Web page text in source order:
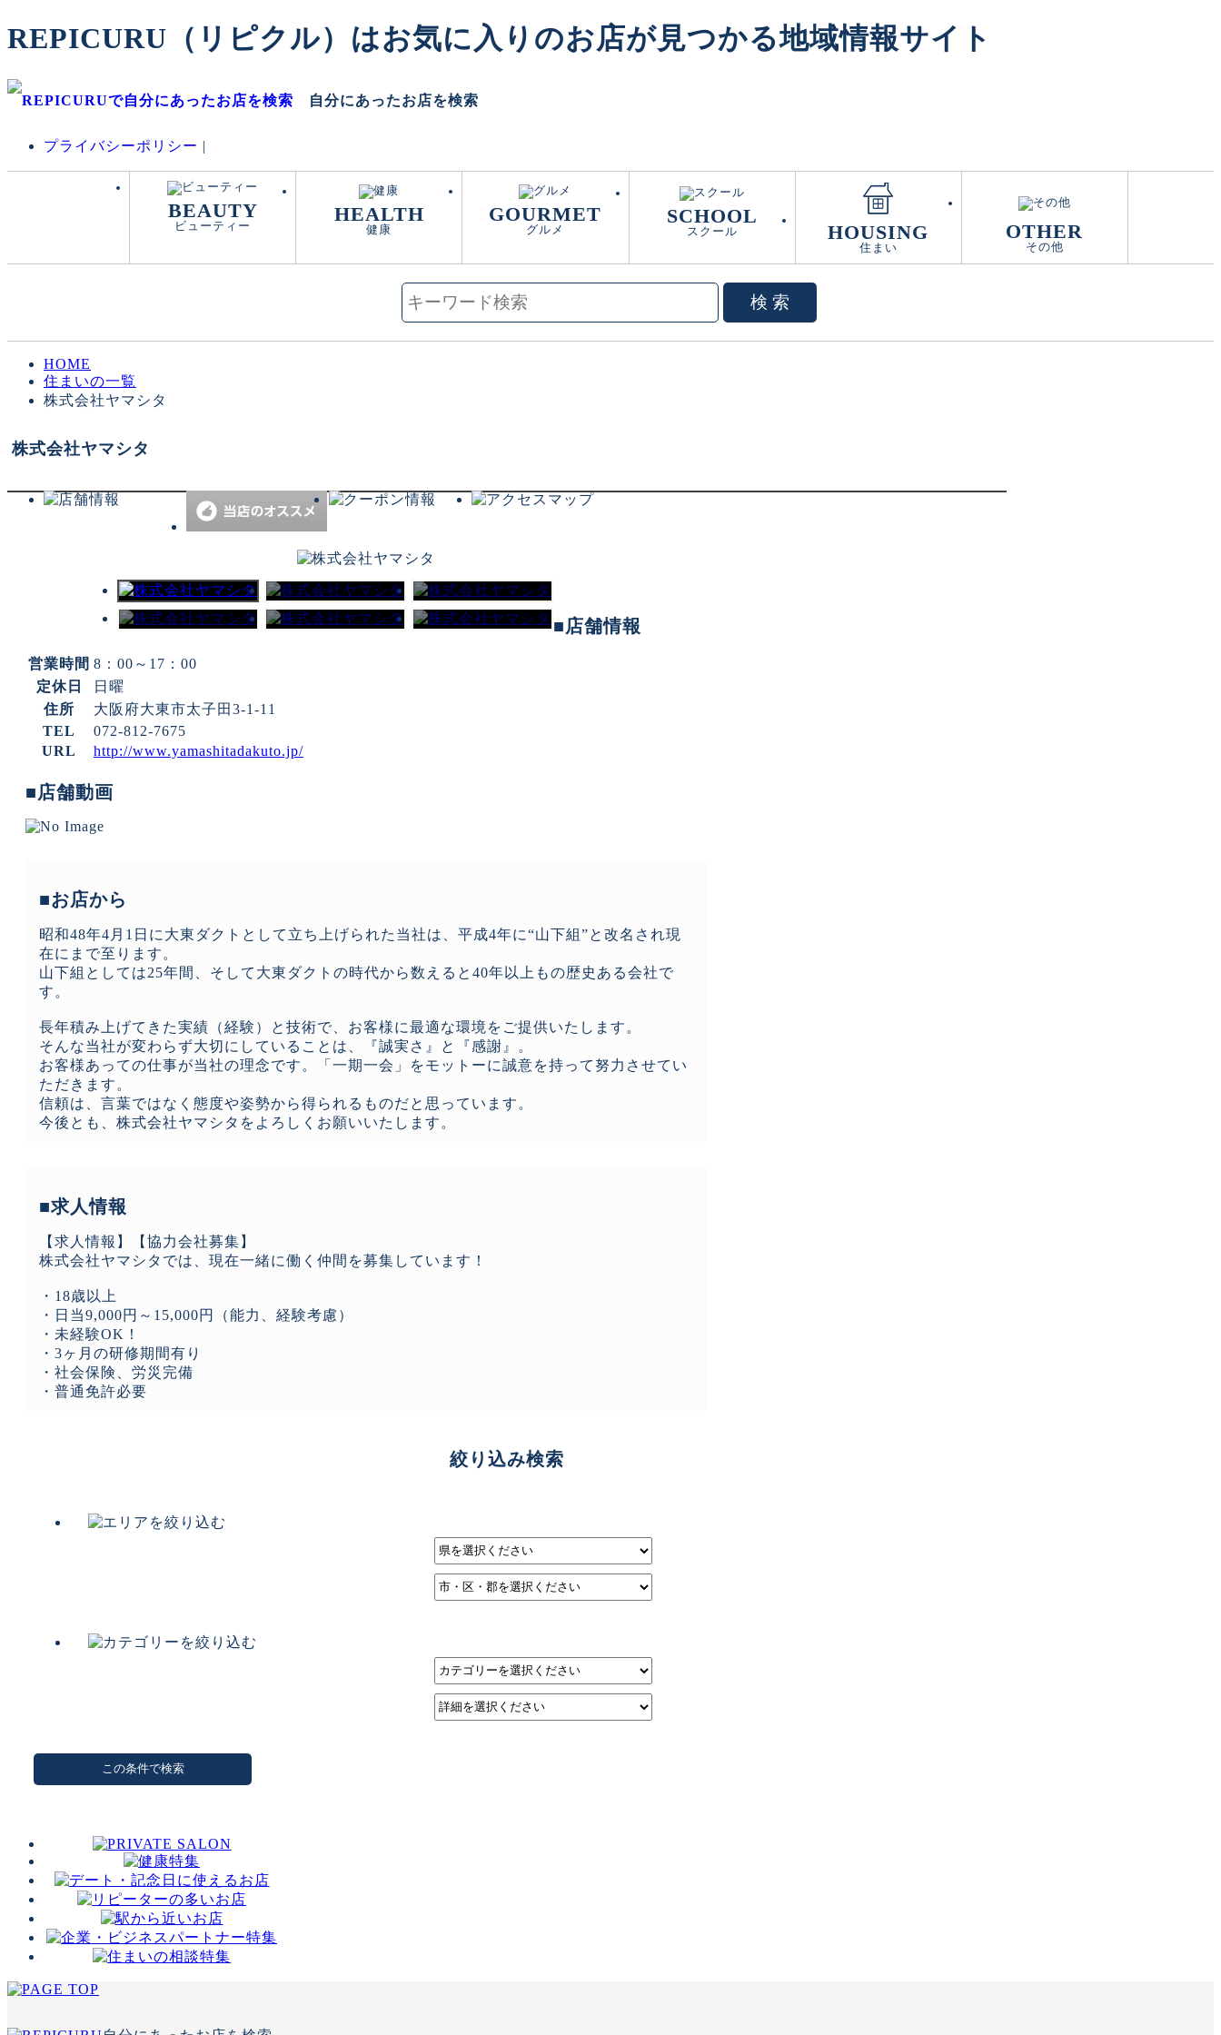
REPICURU（リピクル）はお気に入りのお店が見つかる地域情報サイト
自分にあったお店を検索
プライバシーポリシー |
BEAUTY
ビューティー
HEALTH
健康
GOURMET
グルメ
SCHOOL
スクール HOUSING
住まい
OTHER
その他
HOME
住まいの一覧
株式会社ヤマシタ
株式会社ヤマシタ
■店舗情報
営業時間 8：00～17：00
定休日
日曜
住所
大阪府大東市太子田3-1-11
TEL
072-812-7675
URL
http://www.yamashitadakuto.jp/
■店舗動画
■お店から
昭和48年4月1日に大東ダクトとして立ち上げられた当社は、平成4年に“山下組”と改名され現
在にまで至ります。
山下組としては25年間、そして大東ダクトの時代から数えると40年以上もの歴史ある会社で
す。
長年積み上げてきた実績（経験）と技術で、お客様に最適な環境をご提供いたします。
そんな当社が変わらず大切にしていることは、『誠実さ』と『感謝』。
お客様あっての仕事が当社の理念です。「一期一会」をモットーに誠意を持って努力させてい
ただきます。
信頼は、言葉ではなく態度や姿勢から得られるものだと思っています。
今後とも、株式会社ヤマシタをよろしくお願いいたします。
■求人情報
【求人情報】【協力会社募集】
株式会社ヤマシタでは、現在一緒に働く仲間を募集しています！
・18歳以上
・日当9,000円～15,000円（能力、経験考慮）
・未経験OK！
・3ヶ月の研修期間有り
・社会保険、労災完備
・普通免許必要
絞り込み検索